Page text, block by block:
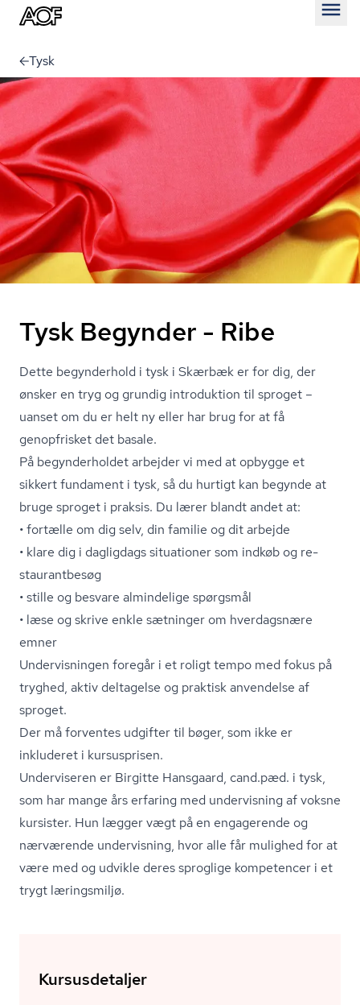
Tysk
Tysk Begynder - Ribe
Dette begynderhold i tysk i Skærbæk er for dig, der
ønsker en tryg og grundig introduktion til sproget –
uanset om du er helt ny eller har brug for at få
genopfrisket det basale.
På begynderholdet arbejder vi med at opbygge et
sikkert fundament i tysk, så du hurtigt kan begynde at
bruge sproget i praksis. Du lærer blandt andet at:
• fortælle om dig selv, din familie og dit arbejde
• klare dig i dagligdags situationer som indkøb og re­
stau­rant­be­søg
• stille og besvare almindelige spørgsmål
• læse og skrive enkle sætninger om hverdagsnære
emner
Undervisningen foregår i et roligt tempo med fokus på
tryghed, aktiv deltagelse og praktisk anvendelse af
sproget.
Der må forventes udgifter til bøger, som ikke er
inkluderet i kursusprisen.
Underviseren er Birgitte Hansgaard, cand.pæd. i tysk,
som har mange års erfaring med undervisning af voksne
kursister. Hun lægger vægt på en engagerende og
nærværende undervisning, hvor alle får mulighed for at
være med og udvikle deres sproglige kompetencer i et
trygt læringsmiljø.
Kursusdetaljer